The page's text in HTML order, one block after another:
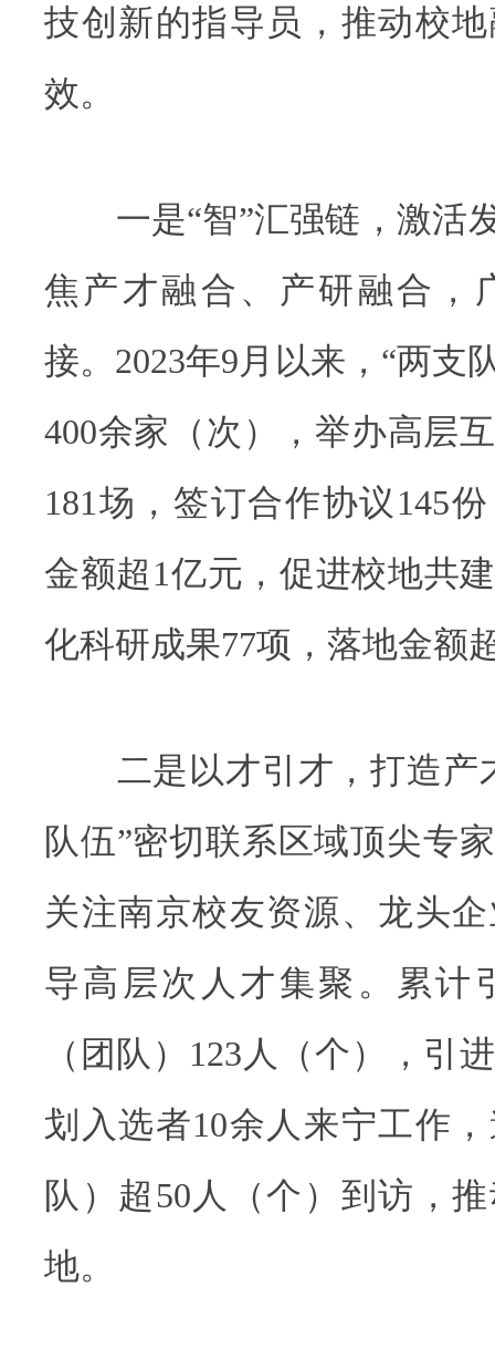
技创新的指导员，推动校
效。
一是“智”汇强链，激活发
焦产才融合、产研融合，
接。2023年9月以来，“两支
400余家（次），举办高层
181场，签订合作协议145
金额超1亿元，促进校地共
化科研成果77项，落地金额
二是以才引才，打造产
队伍”密切联系区域顶尖专
关注南京校友资源、龙头
导高层次人才集聚。累计
（团队）123人（个），引
划入选者10余人来宁工作
队）超50人（个）到访，
地。